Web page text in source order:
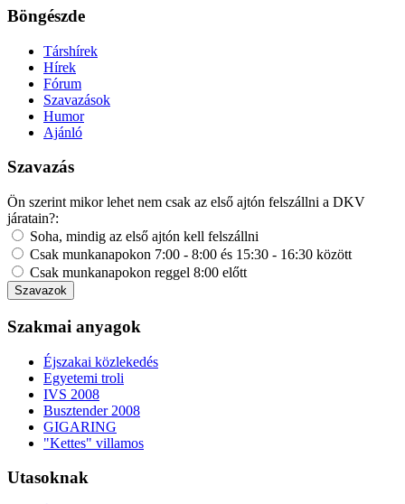
Böngészde
Társhírek
Hírek
Fórum
Szavazások
Humor
Ajánló
Szavazás
Ön szerint mikor lehet nem csak az első ajtón felszállni a DKV
járatain?:
Soha, mindig az első ajtón kell felszállni
Csak munkanapokon 7:00 - 8:00 és 15:30 - 16:30 között
Csak munkanapokon reggel 8:00 előtt
Szakmai anyagok
Éjszakai közlekedés
Egyetemi troli
IVS 2008
Busztender 2008
GIGARING
"Kettes" villamos
Utasoknak